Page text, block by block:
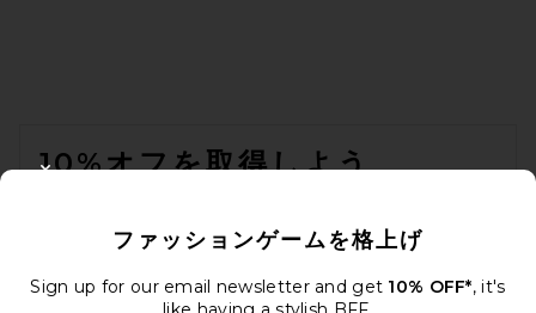
10%オフを取得しよう
も配信停止できます。
プライバシーポリシー
ファッションゲームを格上げ
Sign up for our email newsletter and get 10% OFF*, it's